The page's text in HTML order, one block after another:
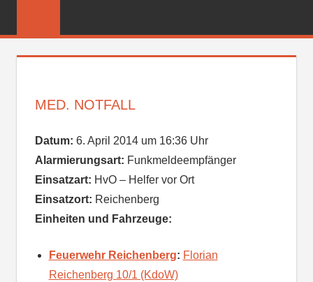
FEUERWEHR
MED. NOTFALL
Datum: 6. April 2014 um 16:36 Uhr
Alarmierungsart: Funkmeldeempfänger
Einsatzart: HvO – Helfer vor Ort
Einsatzort: Reichenberg
Einheiten und Fahrzeuge:
Feuerwehr Reichenberg: Florian
Reichenberg 10/1 (KdoW)